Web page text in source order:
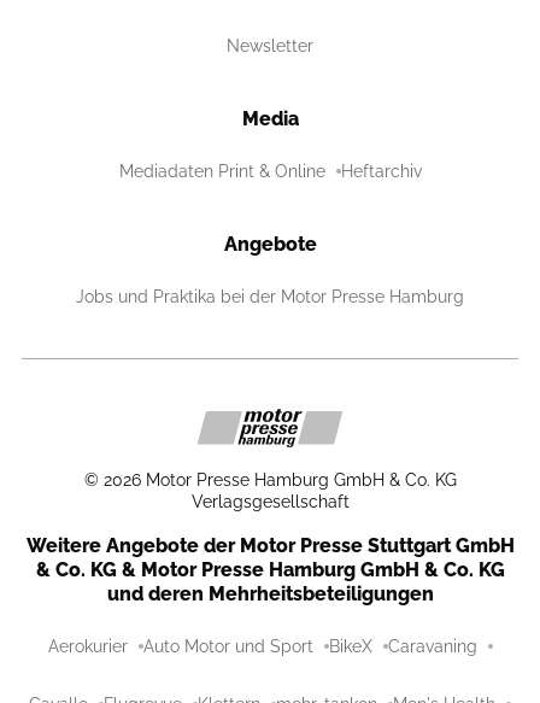
Newsletter
Media
Mediadaten Print & Online Heftarchiv
Angebote
Jobs und Praktika bei der Motor Presse Hamburg
© 2026 Motor Presse Hamburg GmbH & Co. KG
Verlagsgesellschaft
Weitere Angebote der Motor Presse Stuttgart GmbH
& Co. KG & Motor Presse Hamburg GmbH & Co. KG
und deren Mehrheitsbeteiligungen
Aerokurier Auto Motor und Sport BikeX Caravaning